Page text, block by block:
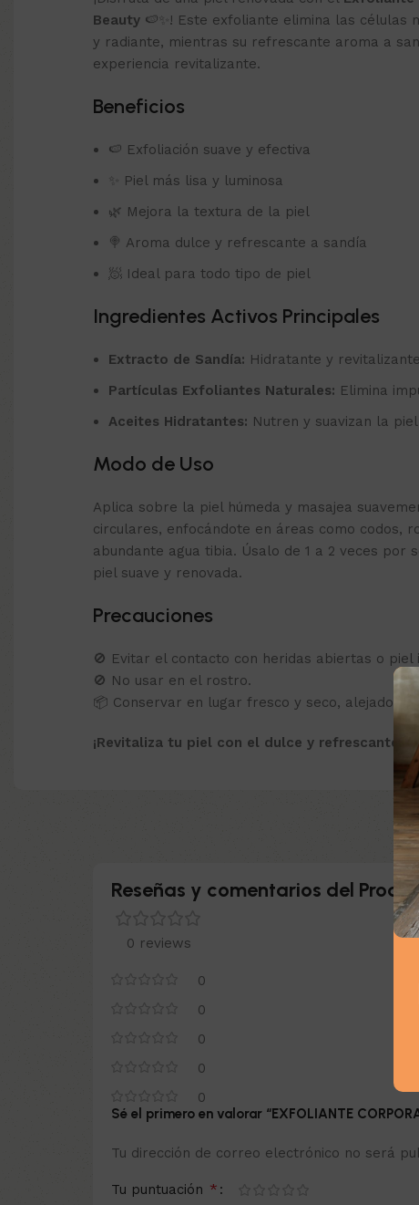
Beauty 🍉✨! Este exfoliante elimina las células
y radiante, mientras su refrescante aroma a
experiencia revitalizante.
Beneficios
🍉 Exfoliación suave y efectiva
✨ Piel más lisa y luminosa
🌿 Mejora la textura de la piel
🍭 Aroma dulce y refrescante a sandía
🧖 Ideal para todo tipo de piel
Ingredientes Activos Principales
Extracto de Sandía: Hidratante y
Partículas Exfoliantes Naturales: Elimina
Aceites Hidratantes: Nutren y suavizan la
Modo de Uso
Aplica sobre la piel húmeda y masajea
circulares, enfocándote en áreas como codos,
abundante agua tibia. Úsalo de 1 a 2 veces por
piel suave y renovada.
Precauciones
🚫 Evitar el contacto con heridas abiertas o piel
🚫 No usar en el rostro.
📦 Conservar en lugar fresco y seco, alejado de
¡Revitaliza tu piel con el dulce y refrescante
Reseñas y comentarios del
0 reviews
0
0
0
0
0
Sé el primero en valorar “EXFOLIANTE
Tu dirección de correo electrónico no será
Tu puntuación *